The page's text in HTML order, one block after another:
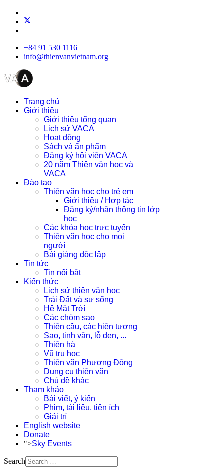
+84 91 530 1116
info@thienvanvietnam.org
Trang chủ
Giới thiệu
Giới thiệu tổng quan
Lịch sử VACA
Hoạt động
Sách và ấn phẩm
Đăng ký hội viên VACA
20 năm Thiên văn học và
VACA
Đào tạo
Thiên văn học cho trẻ em
Giới thiệu / Hợp tác
Đăng ký/nhận thông tin lớp
học
Các khóa học trực tuyến
Thiên văn học cho mọi
người
Bài giảng độc lập
Tin tức
Tin nổi bật
Kiến thức
Lịch sử thiên văn học
Trái Đất và sự sống
Hệ Mặt Trời
Các chòm sao
Thiên cầu, các hiện tượng
Sao, tinh vân, lỗ đen, ...
Thiên hà
Vũ trụ học
Thiên văn Phương Đông
Dụng cụ thiên văn
Chủ đề khác
Tham khảo
Bài viết, ý kiến
Phim, tài liệu, tiện ích
Giải trí
English website
Donate
">Sky Events
Search